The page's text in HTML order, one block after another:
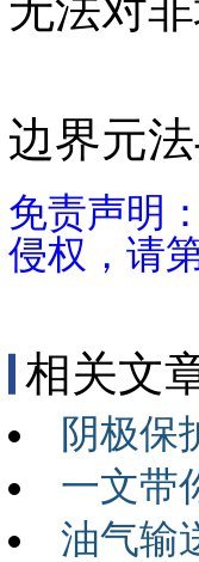
边界元
免责声明
侵权，请
相关文
阴极保
一文带
油气输